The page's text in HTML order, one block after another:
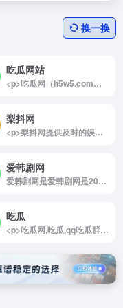
换一换
吃瓜网站
<p>吃瓜网（h5w5.com）是一个每天分享最新快手抖音热点网红网络事件，重磅黑料，今日吃瓜的吃瓜网站每日吃瓜笑哈哈！</p>
梨抖网
<p>梨抖网提供及时的娱乐八卦动态,包括中日韩娱乐资讯、分享明星趣事、音乐、八卦、图片、写真、综艺、电影、电视、动漫等信息。</p>
爱韩剧网
爱韩剧网是爱韩剧网是2020年国内最大的韩剧网站
吃瓜
<p>吃瓜网,吃瓜,qq吃瓜群,qq吃瓜群免费资源,qq吃瓜资源分享群群号,吃瓜qq群,吃瓜qq资源群,吃瓜爆料QQ群,吃瓜群免费加入,吃瓜微信群,吃瓜群,吃瓜群QQ群号,吃瓜资源分享群,微信吃瓜群,瓜群</p>